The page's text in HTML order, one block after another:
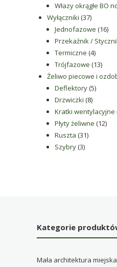
Włazy okrągłe BO
Wyłączniki 3737
Jednofazowe 1616
Przekaźnik /
Termiczne 44
produkty
Trójfazowe 1313
Żeliwo piecowe i
Deflektory 55
Drzwiczki 88
Kratki wentylacyjne
Płyty żeliwne 1212
Ruszta 3131
Szybry 33
Kategorie
Mała architektura